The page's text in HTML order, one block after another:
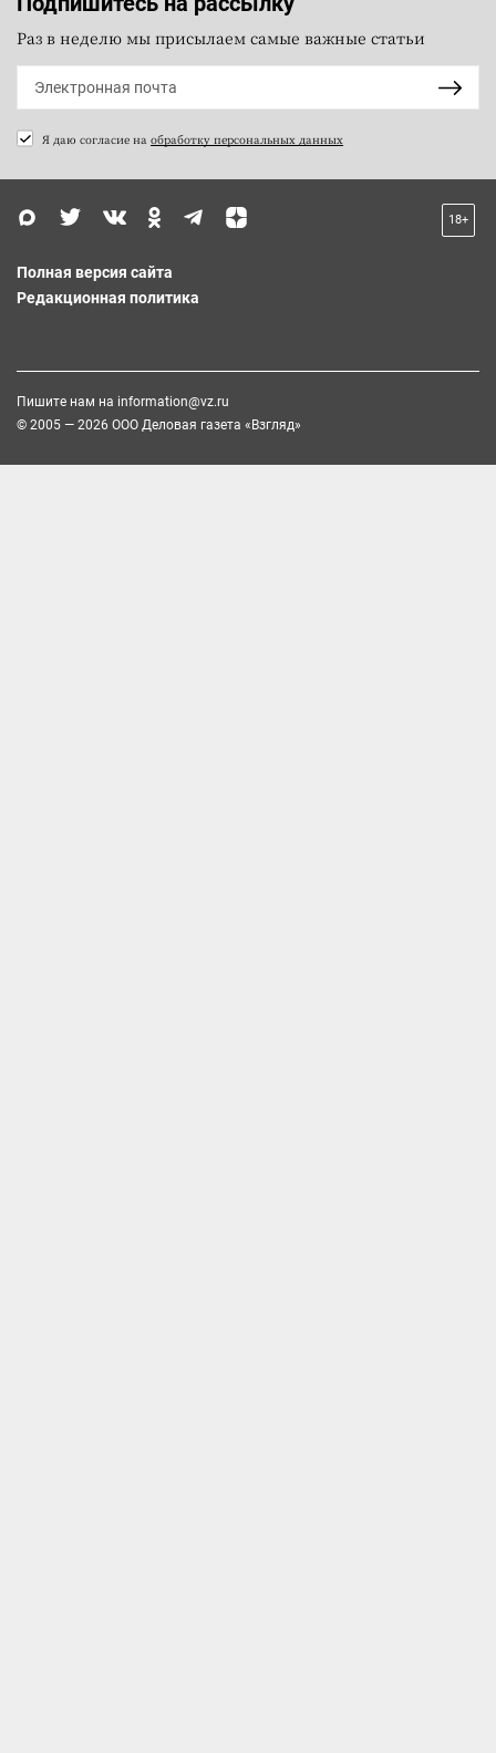
Раз в неделю мы присылаем самые важные статьи
Я даю согласие на обработку персональных данных
18+
Полная версия сайта
Редакционная политика
Пишите нам на information@vz.ru
© 2005 — 2026 ООО Деловая газета «Взгляд»